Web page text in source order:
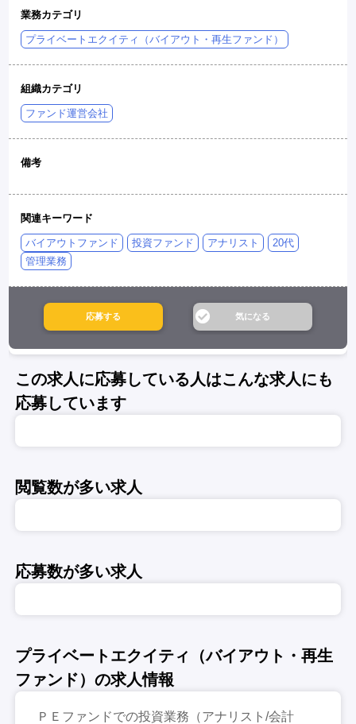
業務カテゴリ
プライベートエクイティ（バイアウト・再生ファンド）
組織カテゴリ
ファンド運営会社
備考
関連キーワード
バイアウトファンド 投資ファンド アナリスト
20代
管理業務
この求人に応募している人はこんな求人にも
応募しています
閲覧数が多い求人
応募数が多い求人
プライベートエクイティ（バイアウト・再生
ファンド）の求人情報
ＰＥファンドでの投資業務（アナリスト/会計